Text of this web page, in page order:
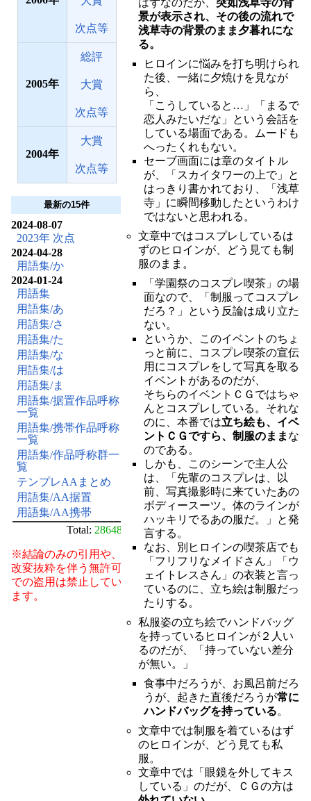
次点等
2005
総評
大賞
次点等
2004
大賞
次点等
最新の15件
2024-08-07
2023年 次点
2024-04-28
用語集/か
2024-01-24
用語集
用語集/あ
用語集/さ
用語集/た
用語集/な
用語集/は
用語集/ま
用語集/据置作品呼称
一覧
用語集/携帯作品呼称
一覧
用語集/作品呼称群一
覧
テンプレAAまとめ
用語集/AA据置
用語集/AA携帯
Total: 28648
※結論のみの引用や、
改変抜粋を伴う無許可
での盗用は禁止してい
ます。
景が表示され、その後の流れで
浅草寺の背景のまま夕暮れにな
る。
ヒロインに悩みを打ち明けられ
た後、一緒に夕焼けを見なが
ら、
「こうしていると…」「まるで
恋人みたいだな」という会話を
している場面である。ムードも
へったくれもない。
セーブ画面には章のタイトル
が、「スカイタワーの上で」と
はっきり書かれており、「浅草
寺」に瞬間移動したというわけ
ではないと思われる。
文章中ではコスプレしているは
ずのヒロインが、どう見ても制
服のまま。
「学園祭のコスプレ喫茶」の場
面なので、「制服ってコスプレ
だろ？」という反論は成り立た
ない。
というか、このイベントのちょ
っと前に、コスプレ喫茶の宣伝
用にコスプレをして写真を取る
イベントがあるのだが、
そちらのイベントＣＧではちゃ
んとコスプレしている。それな
のに、本番では立ち絵も、イベ
ントＣＧですら、制服のまま な
のである。
しかも、このシーンで主人公
は、「先輩のコスプレは、以
前、写真撮影時に来ていたあの
ボディースーツ。体のラインが
ハッキリでるあの服だ。」と発
言する。
なお、別ヒロインの喫茶店でも
「フリフリなメイドさん」「ウ
ェイトレスさん」の衣装と言っ
ているのに、立ち絵は制服だっ
たりする。
私服姿の立ち絵でハンドバッグ
を持っているヒロインが２人い
るのだが、「持っていない差分
が無い。」
食事中だろうが、お風呂前だろ
うが、起きた直後だろうが常に
ハンドバッグを持っている。
文章中では制服を着ているはず
のヒロインが、どう見ても私
服。
文章中では「眼鏡を外してキス
している」のだが、ＣＧの方は